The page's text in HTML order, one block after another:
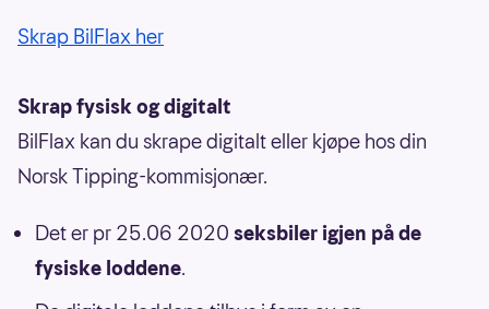
Skrap BilFlax her
Skrap fysisk og digitalt
BilFlax kan du skrape digitalt eller kjøpe hos din
Norsk Tipping-kommisjonær.
Det er pr 25.06 2020 seksbiler igjen på de
fysiske loddene.